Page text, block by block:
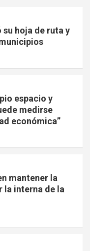
su hoja de ruta y
espacio y
medirse
económica”
mantener la
la interna de la